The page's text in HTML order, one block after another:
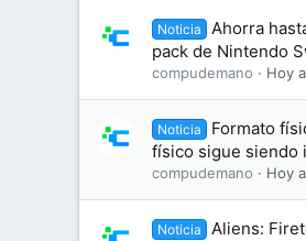
Noticia
Ahorra
pack de Nintendo
compudemano Hoy
Noticia
Formato
físico sigue siendo
compudemano Hoy
Noticia
Aliens: